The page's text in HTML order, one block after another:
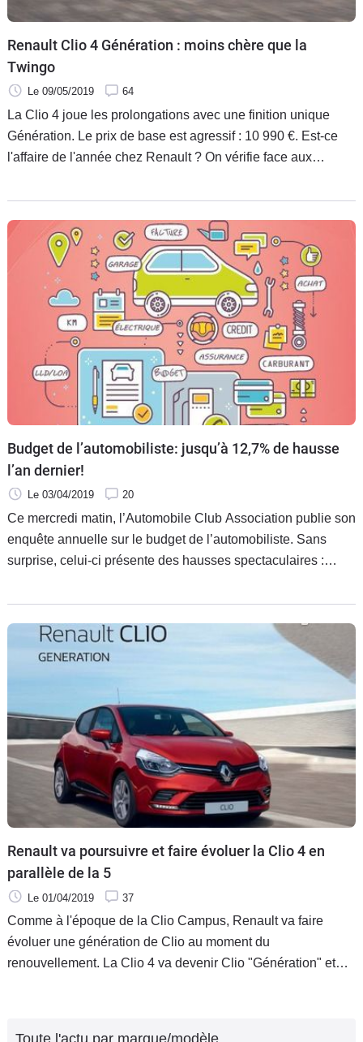
Renault Clio 4 Génération : moins chère que la
Twingo
Le 09/05/2019 64
La Clio 4 joue les prolongations avec une finition unique
Génération. Le prix de base est agressif : 10 990 €. Est-ce
l'affaire de l'année chez Renault ? On vérifie face aux
Budget de l’automobiliste: jusqu’à 12,7% de hausse
l’an dernier!
Le 03/04/2019 20
Ce mercredi matin, l’Automobile Club Association publie son
enquête annuelle sur le budget de l’automobiliste. Sans
surprise, celui-ci présente des hausses spectaculaires :
Renault va poursuivre et faire évoluer la Clio 4 en
parallèle de la 5
Le 01/04/2019 37
Comme à l'époque de la Clio Campus, Renault va faire
évoluer une génération de Clio au moment du
renouvellement. La Clio 4 va devenir Clio "Génération" et